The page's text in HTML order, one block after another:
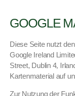
GOOGLE
Diese Seite nutzt
Google Ire­land
Street, Dublin 4,
Karten­ma­te­r­i­al auf
Zur Nutzung der